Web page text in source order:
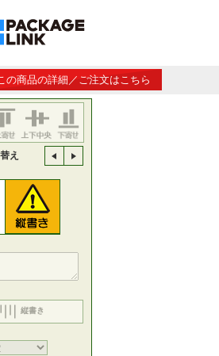
の商品の詳細／ご注文はこちら
え
縦書き